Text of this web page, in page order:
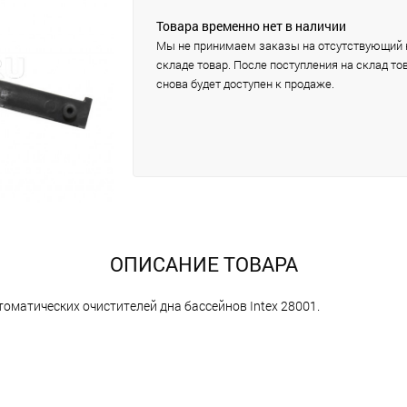
Товара временно нет в наличии
Мы не принимаем заказы на отсутствующий
складе товар. После поступления на склад
снова будет доступен к продаже.
ОПИСАНИЕ ТОВАРА
очистителей дна бассейнов Intex 28001.